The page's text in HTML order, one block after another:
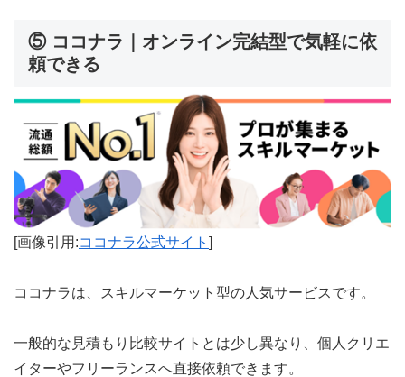
⑤ ココナラ｜オンライン完結型で気軽に依
頼できる
[画像引用:ココナラ公式サイト ]
ココナラは、スキルマーケット型の人気サービスです。
一般的な見積もり比較サイトとは少し異なり、個人クリエ
イターやフリーランスへ直接依頼できます。